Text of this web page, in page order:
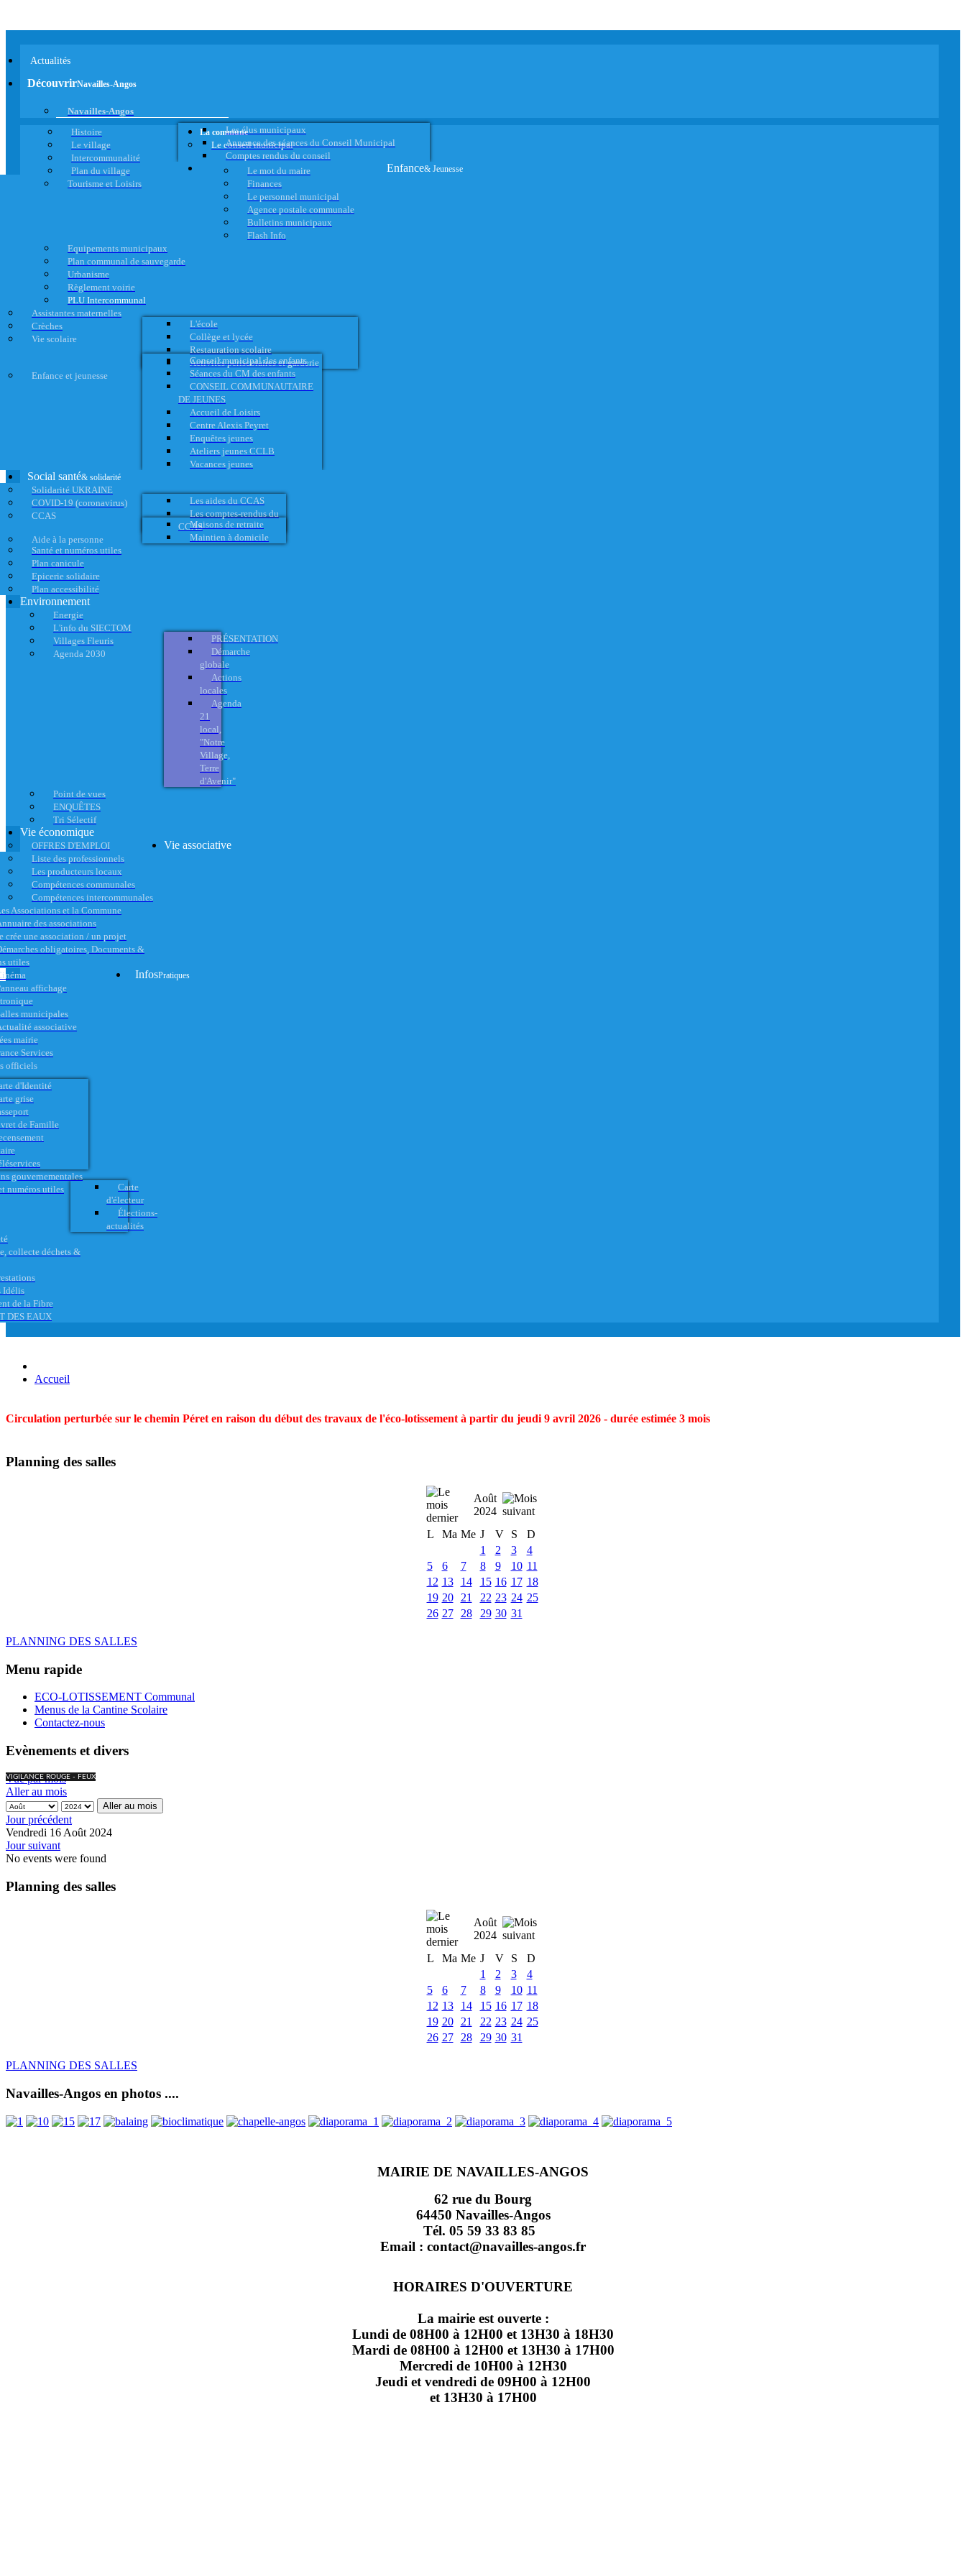
Actualités
DécouvrirNavailles-Angos
Navailles-Angos
Histoire
Le village
Intercommunalité
Plan du village
Tourisme et Loisirs
La commune
Le conseil municipal
Les élus municipaux
Annonce des séances du Conseil Municipal
Comptes rendus du conseil
Le mot du maire
Finances
Le personnel municipal
Agence postale communale
Bulletins municipaux
Flash Info
Equipements municipaux
Plan communal de sauvegarde
Urbanisme
Règlement voirie
PLU Intercommunal
Enfance& Jeunesse
Assistantes maternelles
Crèches
Vie scolaire
L'école
Collège et lycée
Restauration scolaire
Activités périscolaires et garderie
Enfance et jeunesse
Conseil municipal des enfants
Séances du CM des enfants
CONSEIL COMMUNAUTAIRE
DE JEUNES
Accueil de Loisirs
Centre Alexis Peyret
Enquêtes jeunes
Ateliers jeunes CCLB
Vacances jeunes
Social santé& solidarité
Solidarité UKRAINE
COVID-19 (coronavirus)
CCAS
Les aides du CCAS
Les comptes-rendus du
CCAS
Aide à la personne
Maisons de retraite
Maintien à domicile
Santé et numéros utiles
Plan canicule
Epicerie solidaire
Plan accessibilité
Environnement
Energie
L'info du SIECTOM
Villages Fleuris
Agenda 2030
PRÉSENTATION
Démarche
globale
Actions
locales
Agenda
21
local,
"Notre
Village,
Terre
d'Avenir"
Point de vues
ENQUÊTES
Tri Sélectif
Vie économique
OFFRES D'EMPLOI
Liste des professionnels
Les producteurs locaux
Compétences communales
Compétences intercommunales
Vie associative
Associations et la Commune
des associations
crée une association / un projet
obligatoires, Documents &
utiles
affichage
municipales
associative
InfosPratiques
mairie
Services
officiels
d'Identité
grise
de Famille
gouvernementales
numéros utiles
Carte
d'électeur
Élections-
actualités
collecte déchets &
Idélis
de la Fibre
DES EAUX
Accueil
Circulation perturbée sur le chemin Péret en raison du début des travaux de l'éco-lotissement à partir du jeudi 9 avril 2026 - durée estimée 3 mois
Planning des salles
Août
2024
L
Ma Me J V S
D
1
2 3
4
5
6 7 8 9 10 11
12 13 14 15 16 17 18
19 20 21 22 23 24 25
26 27 28 29 30 31
PLANNING DES SALLES
Menu rapide
ECO-LOTISSEMENT Communal
Menus de la Cantine Scolaire
Contactez-nous
Evènements et divers
VIGILANCE ROUGE - FEUX
Vue par mois
Aller au mois
Aller au mois
Jour précédent
Vendredi 16 Août 2024
Jour suivant
No events were found
Planning des salles
Août
2024
L
Ma Me J V S
D
1
2 3
4
5
6 7 8 9 10 11
12 13 14 15 16 17 18
19 20 21 22 23 24 25
26 27 28 29 30 31
PLANNING DES SALLES
Navailles-Angos en photos ....
MAIRIE DE NAVAILLES-ANGOS
62 rue du Bourg
64450 Navailles-Angos
Tél. 05 59 33 83 85
Email : contact@navailles-angos.fr
HORAIRES D'OUVERTURE
La mairie est ouverte :
Lundi de 08H00 à 12H00 et 13H30 à 18H30
Mardi de 08H00 à 12H00 et 13H30 à 17H00
Mercredi de 10H00 à 12H30
Jeudi et vendredi de 09H00 à 12H00
et 13H30 à 17H00